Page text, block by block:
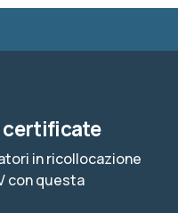
certificate
in ricollocazione
con questa